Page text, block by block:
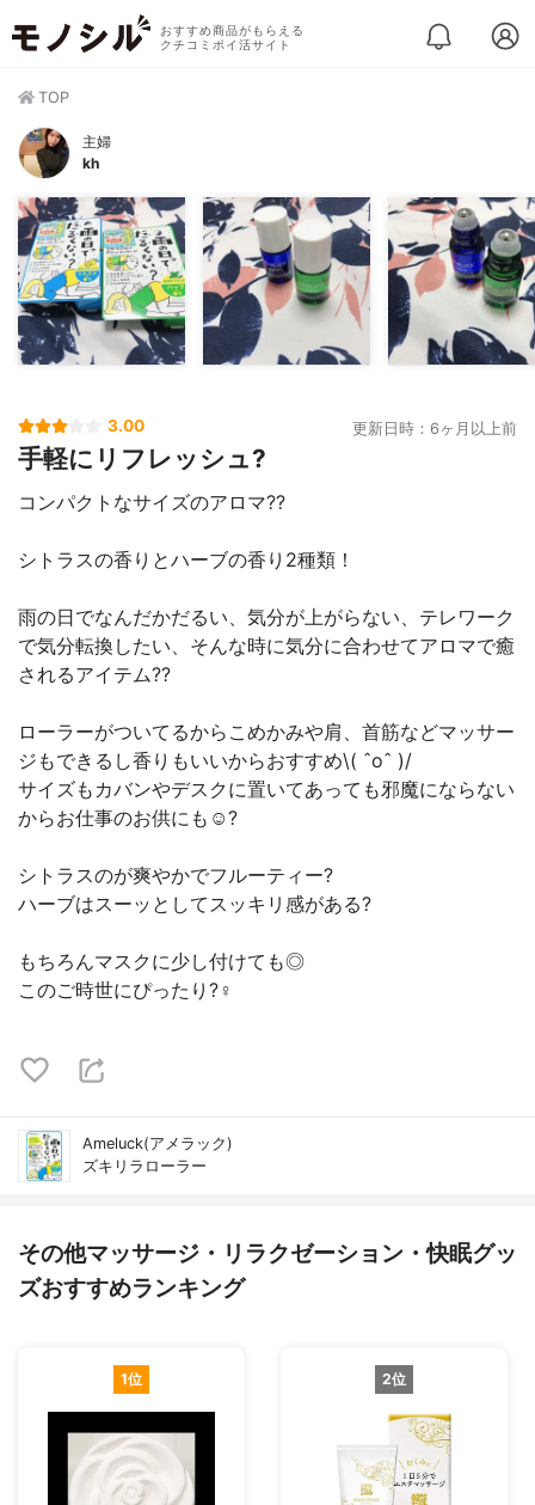
おすすめ商品がもらえる
クチコミポイ活サイト
TOP
主婦
kh
3.00 更新日時：6ヶ月以上前
手軽にリフレッシュ?
コンパクトなサイズのアロマ??
シトラスの香りとハーブの香り2種類！
雨の日でなんだかだるい、気分が上がらない、テレワーク
で気分転換したい、そんな時に気分に合わせてアロマで癒
されるアイテム??
ローラーがついてるからこめかみや肩、首筋などマッサー
ジもできるし香りもいいからおすすめ\( ˆoˆ )/
サイズもカバンやデスクに置いてあっても邪魔にならない
からお仕事のお供にも☺️?
シトラスのが爽やかでフルーティー?
ハーブはスーッとしてスッキリ感がある?
もちろんマスクに少し付けても◎
このご時世にぴったり?‍♀️
Ameluck(アメラック)
ズキリラローラー
その他マッサージ・リラクゼーション・快眠グッ
ズおすすめランキング
1位 2位